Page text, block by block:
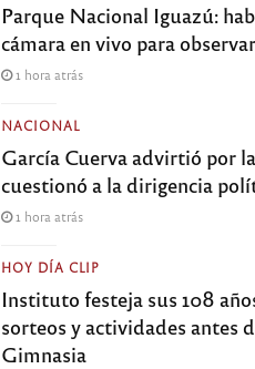
Parque Nacional Iguazú:
cámara en vivo para
1 hora atrás
NACIONAL
García Cuerva advirtió por
cuestionó a la dirigencia
1 hora atrás
HOY DÍA CLIP
Instituto festeja sus 108
sorteos y actividades antes
Gimnasia